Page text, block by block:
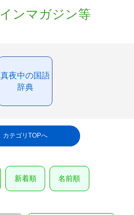
ンマガジン等
真夜中の国語
辞典
カテゴリTOPへ
新着順 名前順